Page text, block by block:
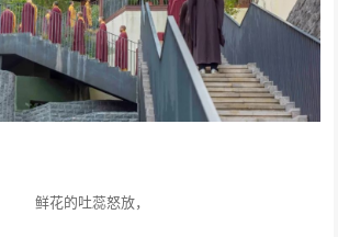
鲜花的吐蕊怒放，